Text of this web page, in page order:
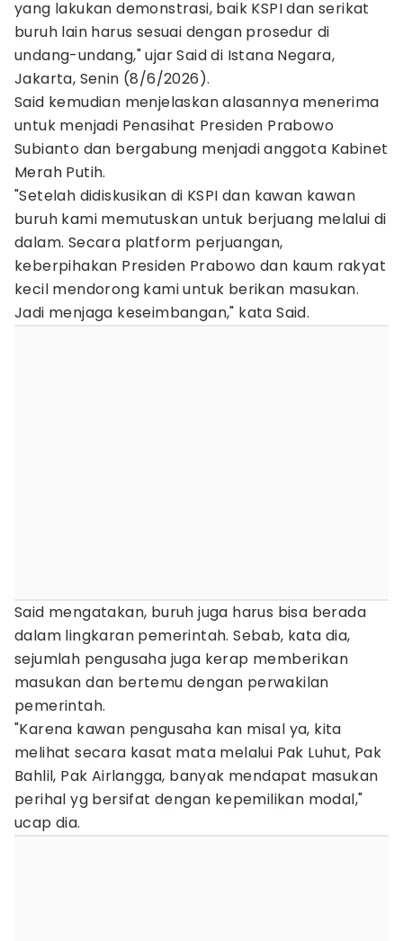
yang lakukan demonstrasi, baik KSPI dan serikat
buruh lain harus sesuai dengan prosedur di
undang-undang," ujar Said di Istana Negara,
Jakarta, Senin (8/6/2026).
Said kemudian menjelaskan alasannya menerima
untuk menjadi Penasihat Presiden Prabowo
Subianto dan bergabung menjadi anggota Kabinet
Merah Putih.
"Setelah didiskusikan di KSPI dan kawan kawan
buruh kami memutuskan untuk berjuang melalui di
dalam. Secara platform perjuangan,
keberpihakan Presiden Prabowo dan kaum rakyat
kecil mendorong kami untuk berikan masukan.
Jadi menjaga keseimbangan," kata Said.
Said mengatakan, buruh juga harus bisa berada
dalam lingkaran pemerintah. Sebab, kata dia,
sejumlah pengusaha juga kerap memberikan
masukan dan bertemu dengan perwakilan
pemerintah.
"Karena kawan pengusaha kan misal ya, kita
melihat secara kasat mata melalui Pak Luhut, Pak
Bahlil, Pak Airlangga, banyak mendapat masukan
perihal yg bersifat dengan kepemilikan modal,"
ucap dia.